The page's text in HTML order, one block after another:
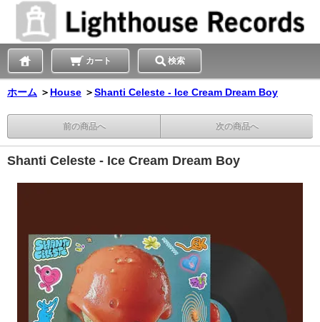
カート 検索
ホーム ＞ House ＞Shanti Celeste - Ice Cream Dream Boy
前の商品へ 次の商品へ
Shanti Celeste - Ice Cream Dream Boy